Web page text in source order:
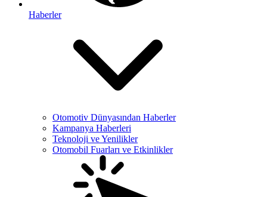
Haberler
Otomotiv Dünyasından Haberler
Kampanya Haberleri
Teknoloji ve Yenilikler
Otomobil Fuarları ve Etkinlikler